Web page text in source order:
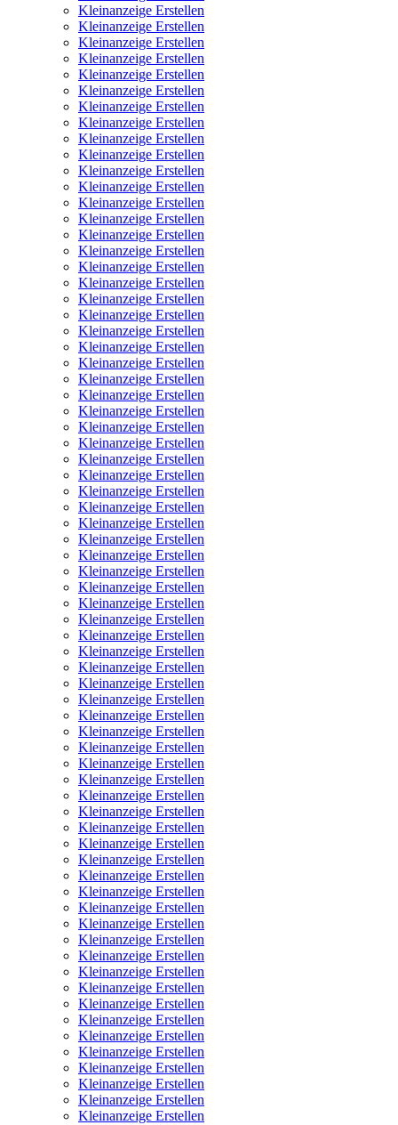
Kleinanzeige Erstellen
Kleinanzeige Erstellen
Kleinanzeige Erstellen
Kleinanzeige Erstellen
Kleinanzeige Erstellen
Kleinanzeige Erstellen
Kleinanzeige Erstellen
Kleinanzeige Erstellen
Kleinanzeige Erstellen
Kleinanzeige Erstellen
Kleinanzeige Erstellen
Kleinanzeige Erstellen
Kleinanzeige Erstellen
Kleinanzeige Erstellen
Kleinanzeige Erstellen
Kleinanzeige Erstellen
Kleinanzeige Erstellen
Kleinanzeige Erstellen
Kleinanzeige Erstellen
Kleinanzeige Erstellen
Kleinanzeige Erstellen
Kleinanzeige Erstellen
Kleinanzeige Erstellen
Kleinanzeige Erstellen
Kleinanzeige Erstellen
Kleinanzeige Erstellen
Kleinanzeige Erstellen
Kleinanzeige Erstellen
Kleinanzeige Erstellen
Kleinanzeige Erstellen
Kleinanzeige Erstellen
Kleinanzeige Erstellen
Kleinanzeige Erstellen
Kleinanzeige Erstellen
Kleinanzeige Erstellen
Kleinanzeige Erstellen
Kleinanzeige Erstellen
Kleinanzeige Erstellen
Kleinanzeige Erstellen
Kleinanzeige Erstellen
Kleinanzeige Erstellen
Kleinanzeige Erstellen
Kleinanzeige Erstellen
Kleinanzeige Erstellen
Kleinanzeige Erstellen
Kleinanzeige Erstellen
Kleinanzeige Erstellen
Kleinanzeige Erstellen
Kleinanzeige Erstellen
Kleinanzeige Erstellen
Kleinanzeige Erstellen
Kleinanzeige Erstellen
Kleinanzeige Erstellen
Kleinanzeige Erstellen
Kleinanzeige Erstellen
Kleinanzeige Erstellen
Kleinanzeige Erstellen
Kleinanzeige Erstellen
Kleinanzeige Erstellen
Kleinanzeige Erstellen
Kleinanzeige Erstellen
Kleinanzeige Erstellen
Kleinanzeige Erstellen
Kleinanzeige Erstellen
Kleinanzeige Erstellen
Kleinanzeige Erstellen
Kleinanzeige Erstellen
Kleinanzeige Erstellen
Kleinanzeige Erstellen
Kleinanzeige Erstellen